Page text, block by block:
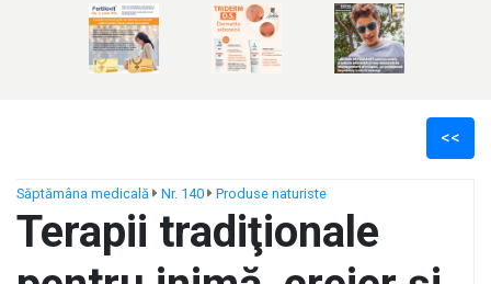
<<
Săptămâna medicală Nr. 140 Produse naturiste
Terapii tradiţionale